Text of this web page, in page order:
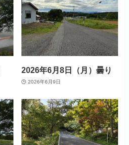
2026年6月8日（月）曇り
2026年6月9日